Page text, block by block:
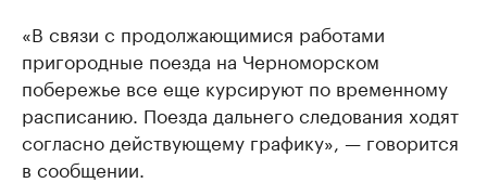
«В связи с продолжающимися работами
пригородные поезда на Черноморском
побережье все еще курсируют по временному
расписанию. Поезда дальнего следования ходят
согласно действующему графику», — говорится
в сообщении.